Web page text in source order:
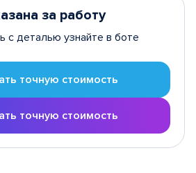
за работу
с деталью узнайте в боте
точную стоимость
точную стоимость